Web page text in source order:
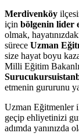
-
Şişli
En
İyi
Ehliyet
Özel
Dersi
Merdivenköy
için bölgenin lider
olmak,
sürece Uzman
size hayat boyu
Milli Eğitim
etmenin gururunu
Uzman Eğitmenler
geçip ehliyetinizi
adımda yanınızda